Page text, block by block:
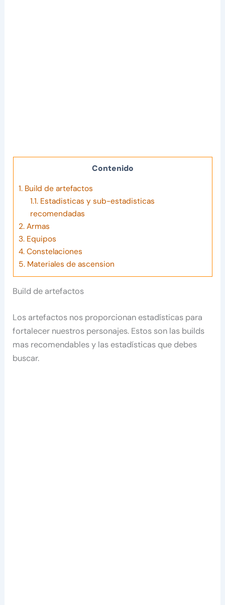
Contenido
1.Build de artefactos
1.1.Estadisticas y sub-estadisticas
recomendadas
2.Armas
3.Equipos
4.Constelaciones
5.Materiales de ascension
Build de artefactos
Los artefactos nos proporcionan estadísticas para
fortalecer nuestros personajes. Estos son las builds
mas recomendables y las estadísticas que debes
buscar.